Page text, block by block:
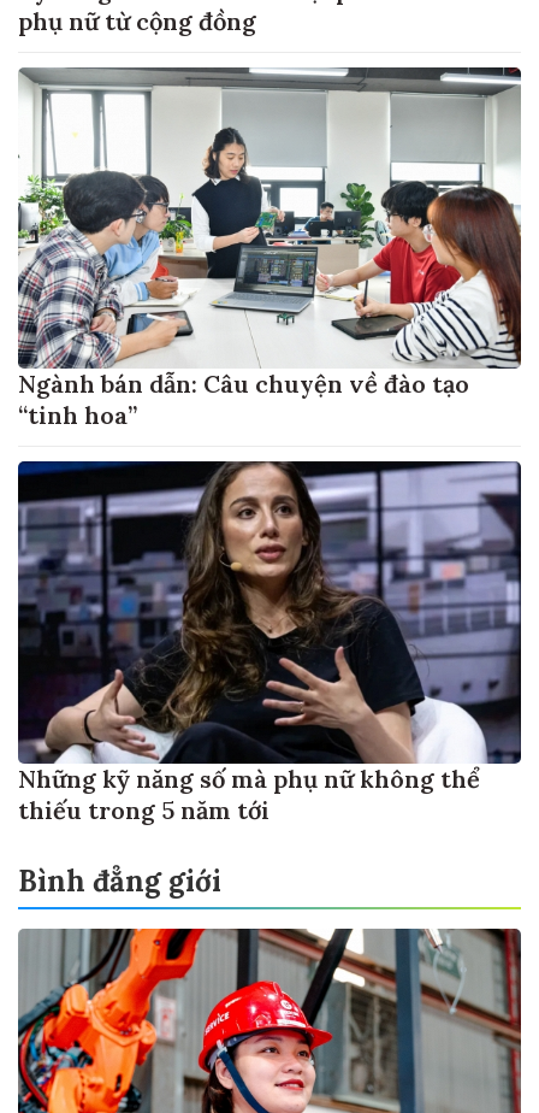
phụ nữ từ cộng đồng
Ngành bán dẫn: Câu chuyện về đào tạo
“tinh hoa”
Những kỹ năng số mà phụ nữ không thể
thiếu trong 5 năm tới
Bình đẳng giới